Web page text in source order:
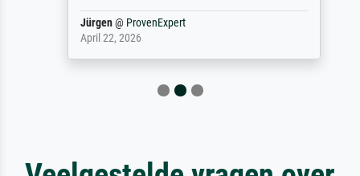
Jürgen@ProvenExpert
April 22, 2026